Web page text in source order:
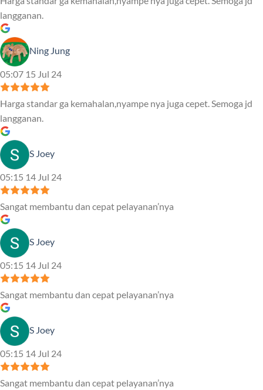
langganan.
Ning Jung
05:07 15 Jul 24
Harga standar ga kemahalan,nyampe nya juga cepet. Semoga jd
langganan.
S Joey
05:15 14 Jul 24
Sangat membantu dan cepat pelayanan’nya
S Joey
05:15 14 Jul 24
Sangat membantu dan cepat pelayanan’nya
S Joey
05:15 14 Jul 24
Sangat membantu dan cepat pelayanan’nya